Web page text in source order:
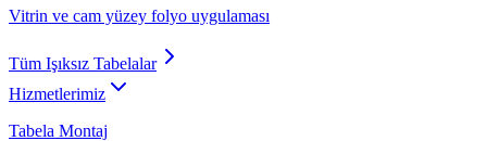
Vitrin ve cam yüzey folyo uygulaması
Tüm Işıksız Tabelalar
Hizmetlerimiz
Tabela Montaj